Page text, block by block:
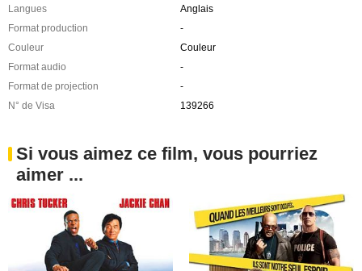
Langues
Anglais
Format production
-
Couleur
Couleur
Format audio
-
Format de projection
-
N° de Visa
139266
Si vous aimez ce film, vous pourriez
aimer ...